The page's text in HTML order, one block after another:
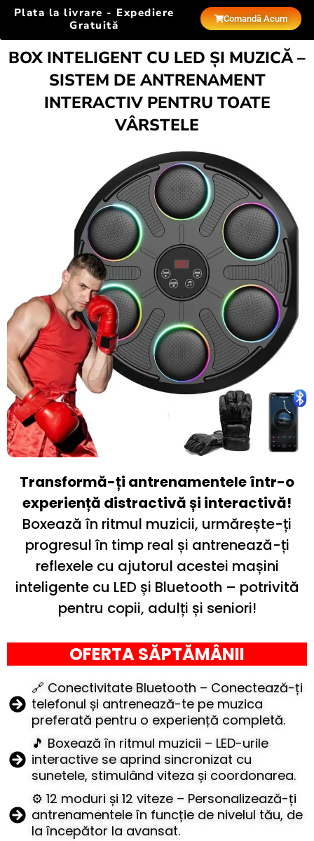
Plata la livrare - Expediere
Gratuită
Comandă Acum
BOX INTELIGENT CU LED ȘI MUZICĂ –
SISTEM DE ANTRENAMENT
INTERACTIV PENTRU TOATE
VÂRSTELE
Transformă-ți antrenamentele într-o
experiență distractivă și interactivă!
Boxează în ritmul muzicii, urmărește-ți
progresul în timp real și antrenează-ți
reflexele cu ajutorul acestei mașini
inteligente cu LED și Bluetooth – potrivită
pentru copii, adulți și seniori!
OFERTA SĂPTĂMÂNII
🔗 Conectivitate Bluetooth – Conectează-ți
telefonul și antrenează-te pe muzica
preferată pentru o experiență completă.
🎵 Boxează în ritmul muzicii – LED-urile
interactive se aprind sincronizat cu
sunetele, stimulând viteza și coordonarea.
⚙️ 12 moduri și 12 viteze – Personalizează-ți
antrenamentele în funcție de nivelul tău, de
la începător la avansat.